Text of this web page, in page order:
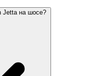
Jetta на шосе?